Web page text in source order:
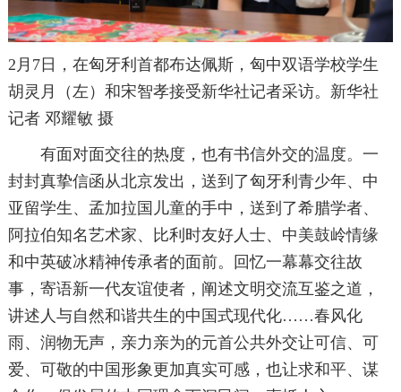
2月7日，在匈牙利首都布达佩斯，匈中双语学校学生
胡灵月（左）和宋智孝接受新华社记者采访。新华社
记者 邓耀敏 摄
有面对面交往的热度，也有书信外交的温度。一
封封真挚信函从北京发出，送到了匈牙利青少年、中
亚留学生、孟加拉国儿童的手中，送到了希腊学者、
阿拉伯知名艺术家、比利时友好人士、中美鼓岭情缘
和中英破冰精神传承者的面前。回忆一幕幕交往故
事，寄语新一代友谊使者，阐述文明交流互鉴之道，
讲述人与自然和谐共生的中国式现代化……春风化
雨、润物无声，亲力亲为的元首公共外交让可信、可
爱、可敬的中国形象更加真实可感，也让求和平、谋